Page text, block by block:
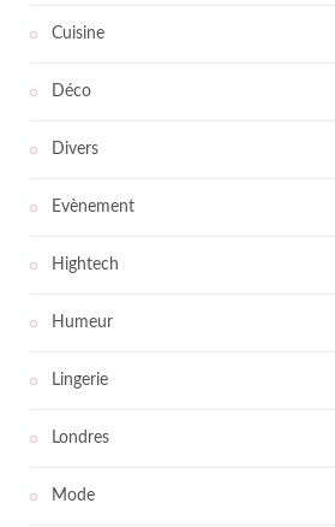
Cuisine
Déco
Divers
Evènement
Hightech
Humeur
Lingerie
Londres
Mode